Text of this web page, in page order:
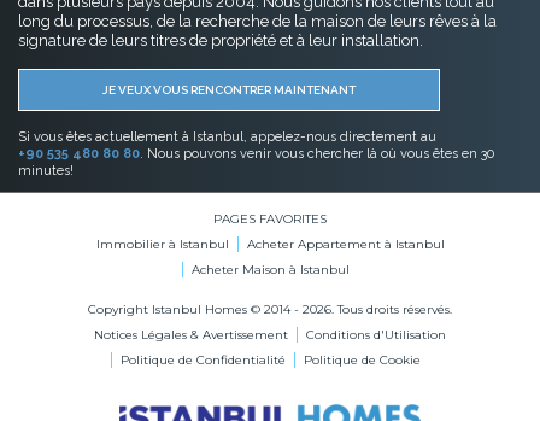
BITCOIN ACCEPTÉ
Acheter Immobilier en Bitcoin